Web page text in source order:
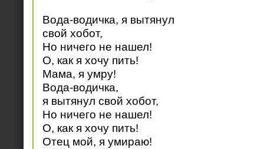
Вода-водичка, я вытянул
свой хобот,
Но ничего не нашел!
О, как я хочу пить!
Мама, я умру!
Вода-водичка,
я вытянул свой хобот,
Но ничего не нашел!
О, как я хочу пить!
Отец мой, я умираю!